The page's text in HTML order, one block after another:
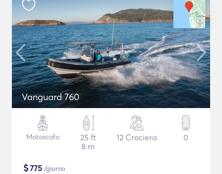
Vanguard 760
Motoscafo
25 ft
8 m
12 Crociera 0
$775 /giorno